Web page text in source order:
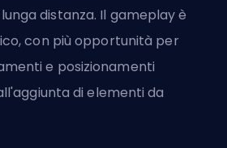
distanza. Il gameplay è
con più opportunità per
e posizionamenti
di elementi da